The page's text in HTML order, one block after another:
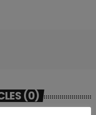
(0)